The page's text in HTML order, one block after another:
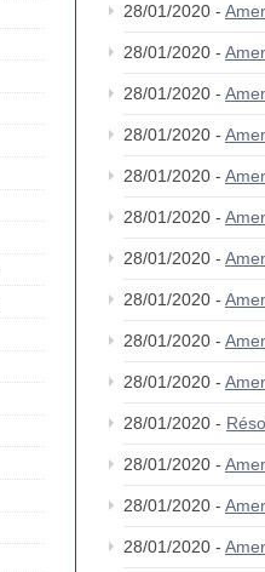
28/01/2020 -
28/01/2020 -
28/01/2020 -
28/01/2020 -
28/01/2020 -
28/01/2020 -
28/01/2020 -
28/01/2020 -
28/01/2020 -
28/01/2020 -
28/01/2020 -
28/01/2020 -
28/01/2020 -
28/01/2020 -